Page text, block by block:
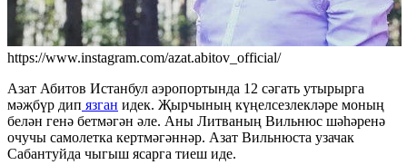
https://www.instagram.com/azat.abitov_official/
Азат Абитов Истанбул аэропортында 12 сәгать утырырга
мәҗбүр дип язган идек. Җырчының күңелсезлекләре моның
белән генә бетмәгән әле. Аны Литваның Вильнюс шәһәренә
очучы самолетка кертмәгәннәр. Азат Вильнюста узачак
Сабантуйда чыгыш ясарга тиеш иде.